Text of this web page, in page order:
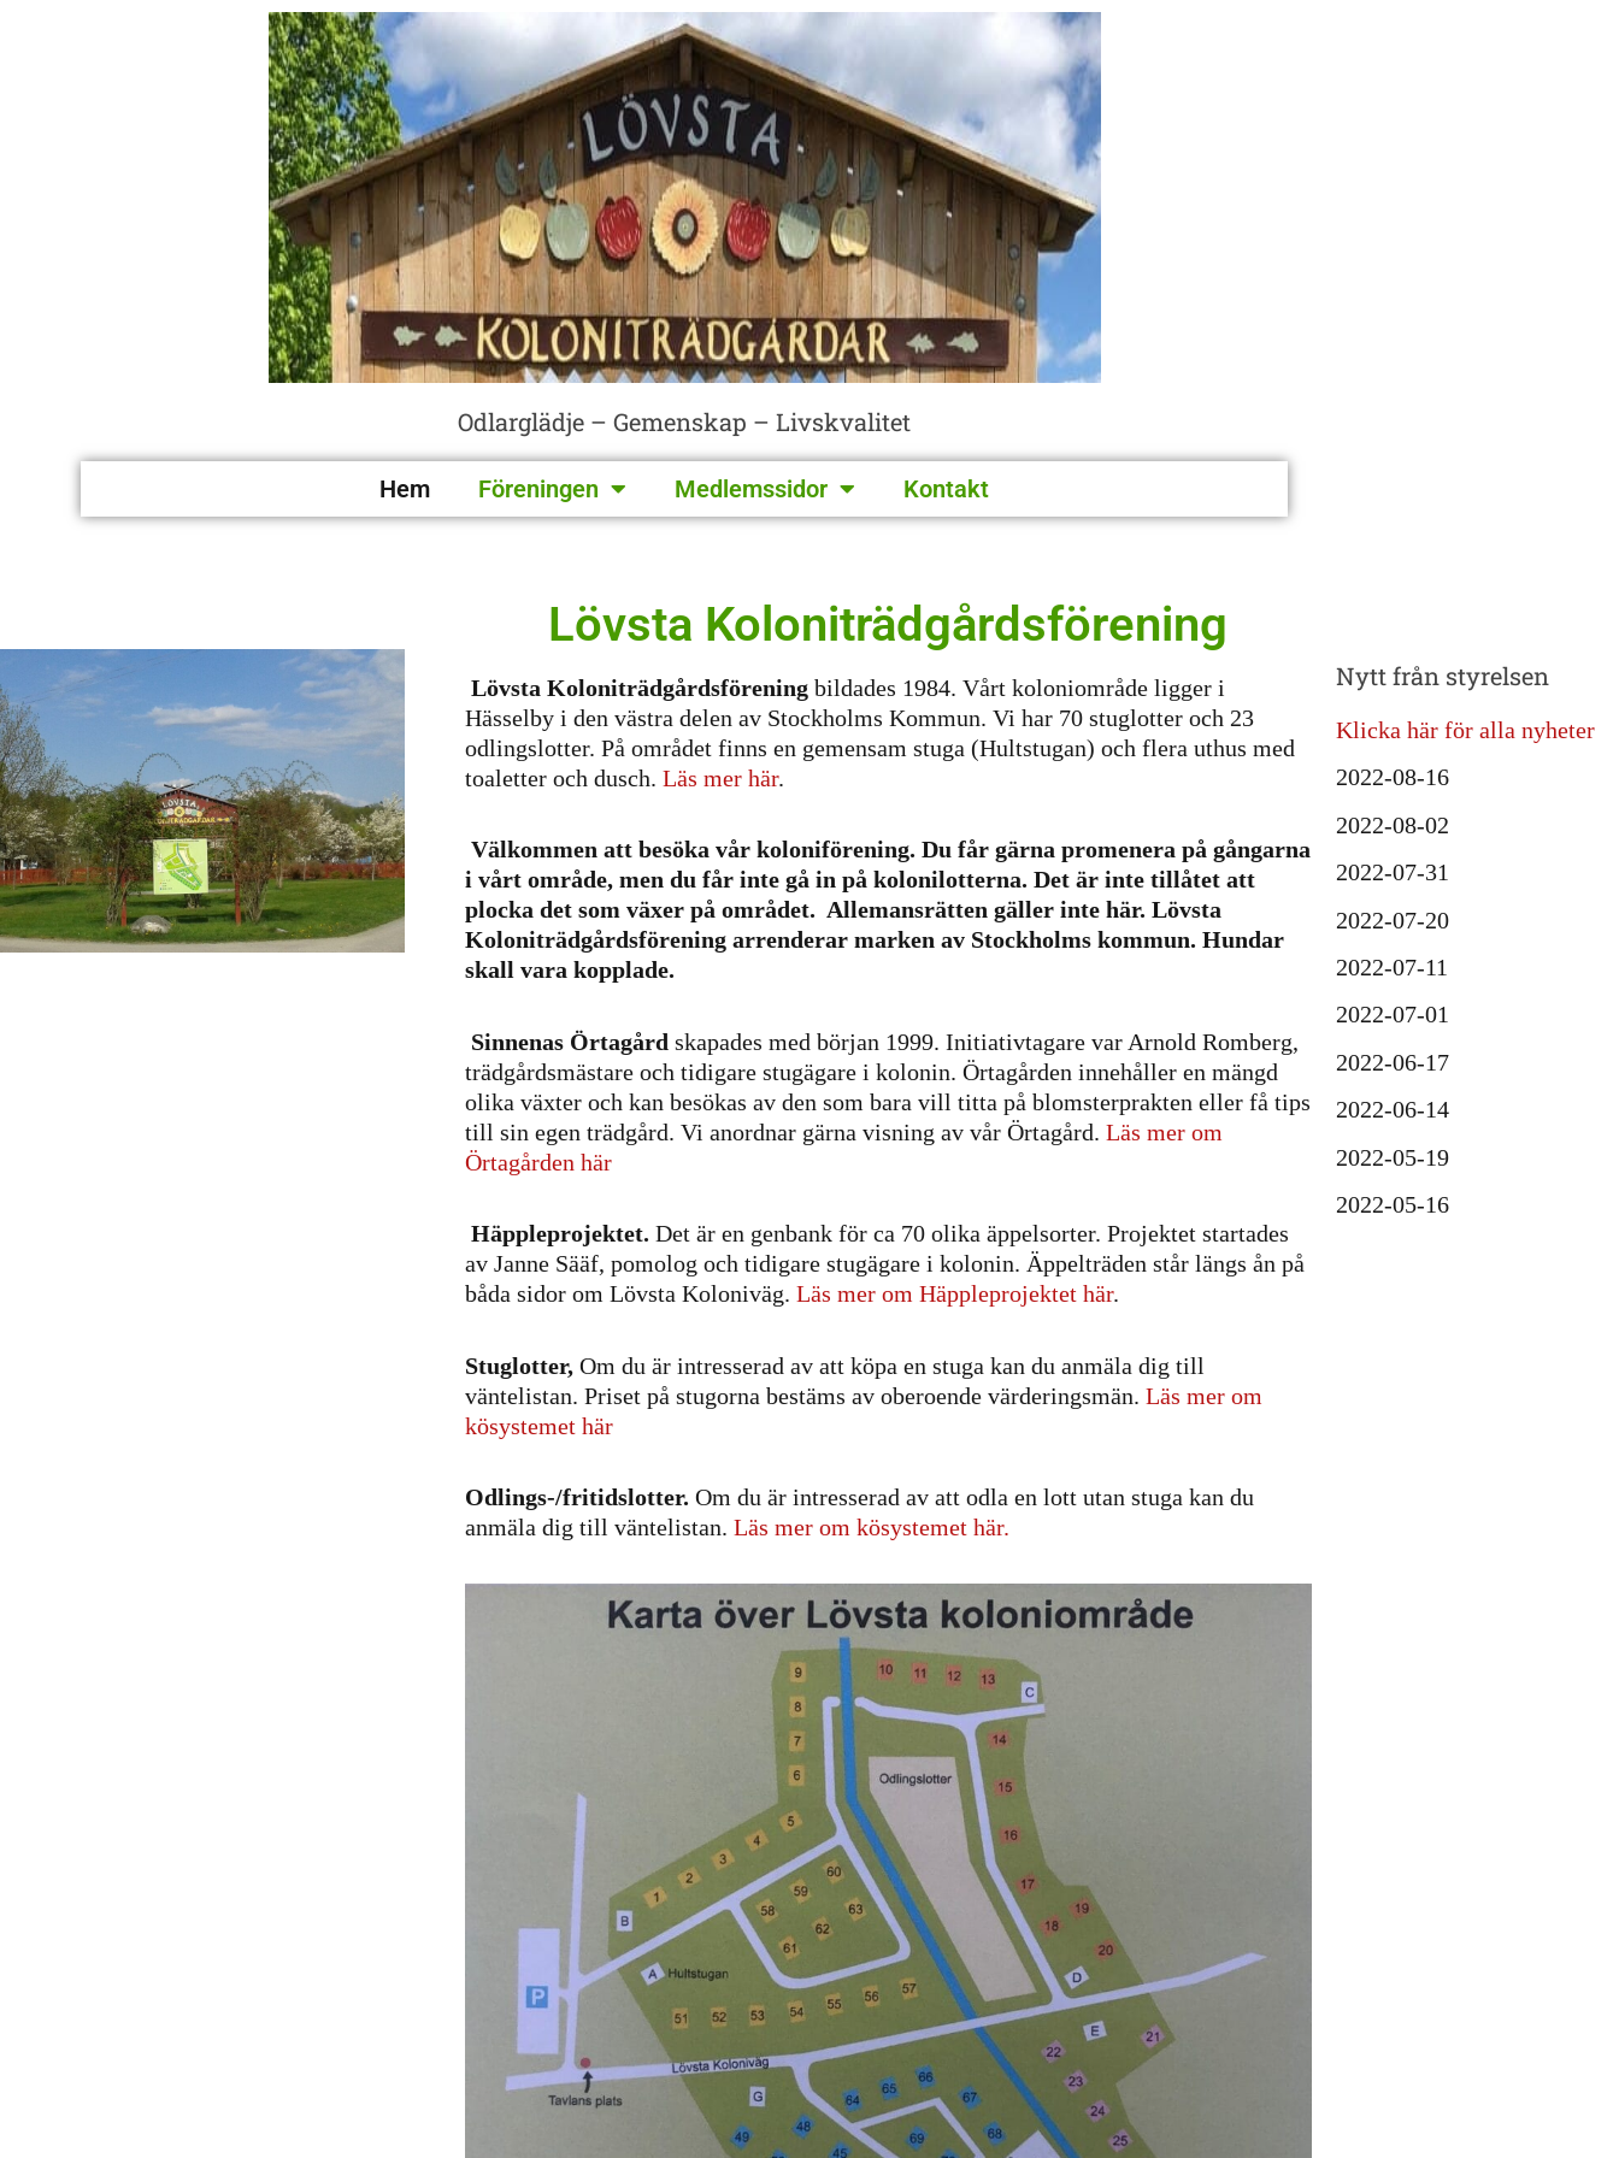
Odlarglädje – Gemenskap – Livskvalitet
Hem Föreningen Medlemssidor Kontakt
Lövsta Koloniträdgårdsförening
Lövsta Koloniträdgårdsförening bildades 1984. Vårt koloniområde ligger i
Hässelby i den västra delen av Stockholms Kommun. Vi har 70 stuglotter och 23
odlingslotter. På området finns en gemensam stuga (Hultstugan) och flera uthus med
toaletter och dusch. Läs mer här.
Välkommen att besöka vår koloniförening. Du får gärna promenera på gångarna
i vårt område, men du får inte gå in på kolonilotterna. Det är inte tillåtet att
plocka det som växer på området. Allemansrätten gäller inte här. Lövsta
Koloniträdgårdsförening arrenderar marken av Stockholms kommun. Hundar
skall vara kopplade.
Sinnenas Örtagård skapades med början 1999. Initiativtagare var Arnold Romberg,
trädgårdsmästare och tidigare stugägare i kolonin. Örtagården innehåller en mängd
olika växter och kan besökas av den som bara vill titta på blomsterprakten eller få tips
till sin egen trädgård. Vi anordnar gärna visning av vår Örtagård. Läs mer om
Örtagården här
Häppleprojektet. Det är en genbank för ca 70 olika äppelsorter. Projektet startades
av Janne Sääf, pomolog och tidigare stugägare i kolonin. Äppelträden står längs ån på
båda sidor om Lövsta Koloniväg. Läs mer om Häppleprojektet här.
Stuglotter, Om du är intresserad av att köpa en stuga kan du anmäla dig till
väntelistan. Priset på stugorna bestäms av oberoende värderingsmän. Läs mer om
kösystemet här
Odlings-/fritidslotter. Om du är intresserad av att odla en lott utan stuga kan du
anmäla dig till väntelistan. Läs mer om kösystemet här.
Nytt från styrelsen
Klicka här för alla nyheter
2022-08-16
2022-08-02
2022-07-31
2022-07-20
2022-07-11
2022-07-01
2022-06-17
2022-06-14
2022-05-19
2022-05-16